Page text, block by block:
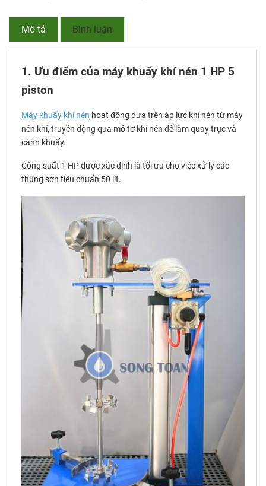
Mô tả Bình luận
1. Ưu điểm của máy khuấy khí nén 1 HP 5
piston
Máy khuấy khí nén hoạt động dựa trên áp lực khí nén từ máy
nén khí, truyền động qua mô tơ khí nén để làm quay trục và
cánh khuấy.
Công suất 1 HP được xác định là tối ưu cho việc xử lý các
thùng sơn tiêu chuẩn 50 lít.